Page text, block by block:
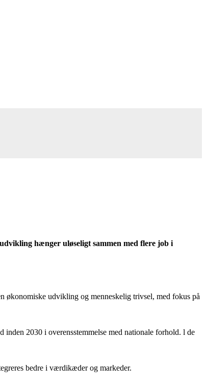
hænger uløseligt sammen med flere job i
økonomiske udvikling og menneskelig trivsel, med fokus på
2030 i overensstemmelse med nationale forhold. l de
bedre i værdikæder og markeder.